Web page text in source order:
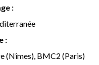
:
:
(Nîmes), BMC2 (Paris)